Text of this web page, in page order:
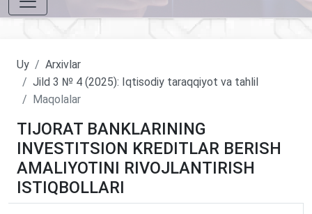
Uy
Arxivlar
Jild 3 № 4 (2025): Iqtisodiy taraqqiyot va tahlil
Maqolalar
TIJORAT BANKLARINING
INVESTITSION KREDITLAR BERISH
AMALIYOTINI RIVOJLANTIRISH
ISTIQBOLLARI